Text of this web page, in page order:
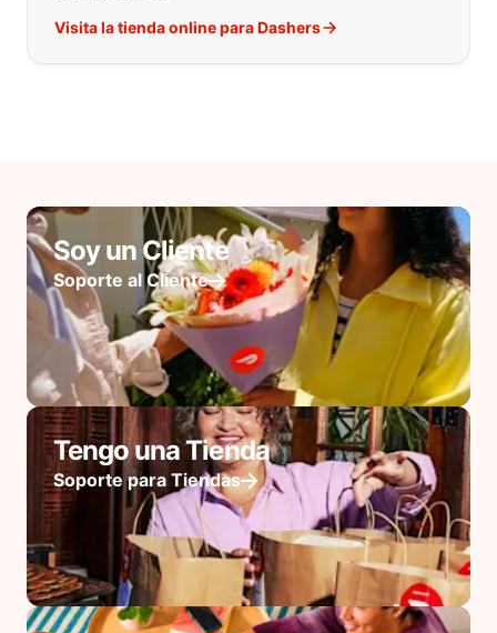
Visita la tienda online para Dashers
Soy un Cliente
Soporte al Cliente
Tengo una Tienda
Soporte para Tiendas